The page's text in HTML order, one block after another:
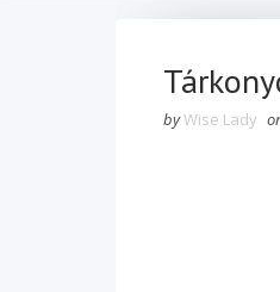
byWise Lady